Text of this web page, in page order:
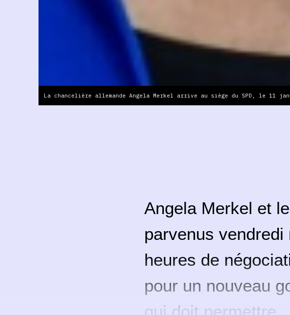
La chancelière allemande Angela Merkel arrive au siège du SPD, le 11
Angela Merkel et
parvenus
heures de
pour un nouveau